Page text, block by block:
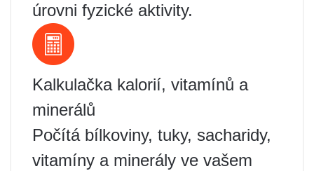
úrovni fyzické aktivity.
Kalkulačka kalorií, vitamínů a
minerálů
Počítá bílkoviny, tuky, sacharidy,
vitamíny a minerály ve vašem